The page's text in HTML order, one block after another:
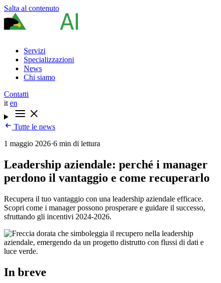
Salta al contenuto
Servizi
Specializzazioni
News
Chi siamo
Contatti
it en
Tutte le news
1 maggio 2026·6 min di lettura
Leadership aziendale: perché i manager
perdono il vantaggio e come recuperarlo
Recupera il tuo vantaggio con una leadership aziendale efficace.
Scopri come i manager possono prosperare e guidare il successo,
sfruttando gli incentivi 2024-2026.
In breve